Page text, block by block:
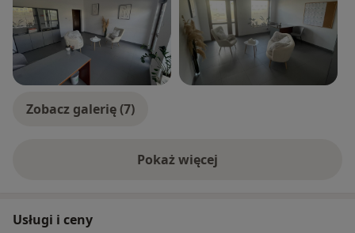
Na co dzień odpowiadam za funkcjonowanie Centrum
Zdrowia Psychicznego BALANCE, jestem dyrektorem
Niepublicznej Poradnii Psychologiczno-Pedagogicznej
BALANCE oraz członkiem zarządu Fundacji Równik
Zobacz galerię (7)
Pokaż więcejo doświadczeniu
Usługi i ceny